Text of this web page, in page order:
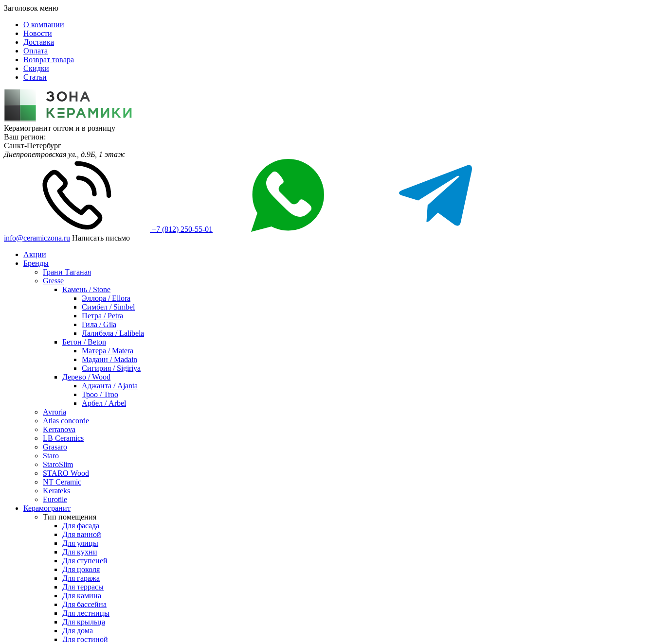
Заголовок меню
О компании
Новости
Доставка
Оплата
Возврат товара
Скидки
Статьи
Керамогранит оптом и в розницу
Ваш регион:
Санкт-Петербург
Днепропетровская ул., д.9Б, 1 этаж
+7 (812) 250-55-01
info@ceramiczona.ru Написать письмо
Акции
Бренды
Грани Таганая
Gresse
Камень / Stone
Эллора / Ellora
Симбел / Simbel
Петра / Petra
Гила / Gila
Лалибэла / Lalibela
Бетон / Beton
Матера / Matera
Мадаин / Madain
Сигирия / Sigiriya
Дерево / Wood
Аджанта / Ajanta
Троо / Troo
Арбел / Arbel
Avroria
Atlas concorde
Kerranova
LB Ceramics
Grasaro
Staro
StaroSlim
STARO Wood
NT Ceramic
Kerateks
Eurotile
Керамогранит
Тип помещения
Для фасада
Для ванной
Для улицы
Для кухни
Для ступеней
Для цоколя
Для гаража
Для террасы
Для камина
Для бассейна
Для лестницы
Для крыльца
Для дома
Для гостиной